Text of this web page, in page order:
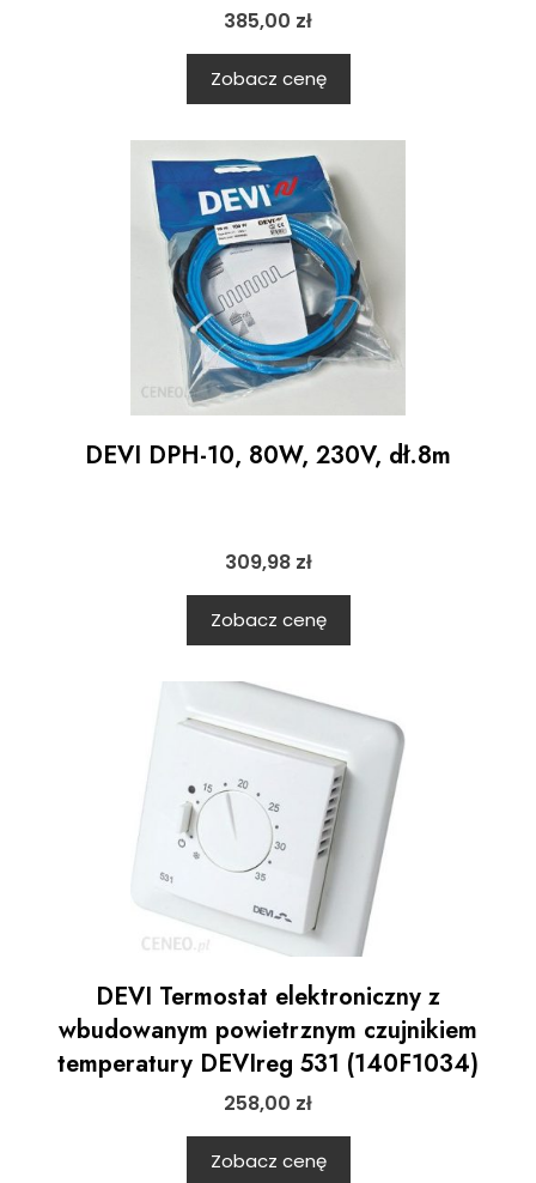
385,00 zł
Zobacz cenę
DEVI DPH-10, 80W, 230V, dł.8m
309,98 zł
Zobacz cenę
DEVI Termostat elektroniczny z
wbudowanym powietrznym czujnikiem
temperatury DEVIreg 531 (140F1034)
258,00 zł
Zobacz cenę